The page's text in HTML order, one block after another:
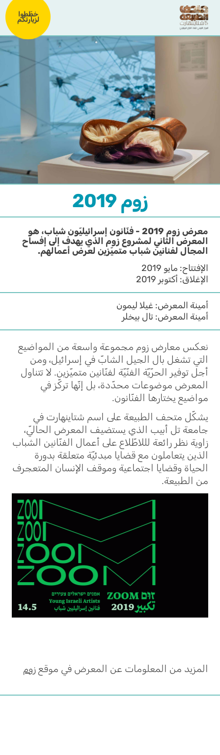
خطّطوا
لزيارتكم
زوم 2019
الإفتتاح: مايو 2019
الإغلاق: أكتوبر 2019
أمينة المعرض: غيلا ليمون
أمينة المعرض: تال بيخلر
معرض زوم 2019 - فنّانون إسرائيليّون شباب، هو
المعرض الثاني لمشروع زوم الذي يهدف إلى إفساح
المجال لفنانين شباب متميّزين لعرض أعمالهم.
نعكس معارض زوم مجموعة واسعة من المواضيع
التي تشغل بال الجيل الشابّ في إسرائيل، ومن
أجل توفير الحرّيّة الفنّيّة لفنّانين متميّزين. لا تتناول
المعرض موضوعات محدّدة، بل إنّها تركّز في
مواضيع يختارها الفنّانون.
يشكّل متحف الطبيعة على اسم شتاينهارت في
جامعة تل أبيب الذي يستضيف المعرض الحاليّ،
زاوية نظر رائعة لللاطّلاع على أعمال الفنّانين الشباب
الذين يتعاملون مع قضايا مبدئيّة متعلقة بدورة
الحياة وقضايا اجتماعية وموقف الإنسان المتعجرف
من الطبيعة.
المزيد من المعلومات عن المعرض في موقع زوم